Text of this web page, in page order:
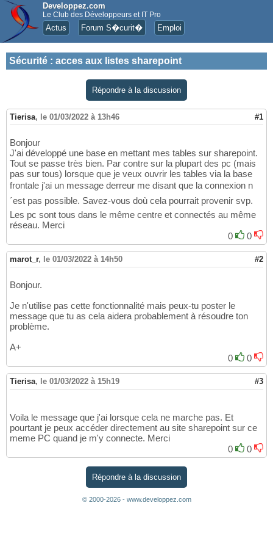
Developpez.com
Le Club des Développeurs et IT Pro
Actus Forum S�curit� Emploi
Sécurité : acces aux listes sharepoint
Répondre à la discussion
Tierisa, le 01/03/2022 à 13h46 #1
Bonjour
J'ai développé une base en mettant mes tables sur sharepoint.
Tout se passe très bien. Par contre sur la plupart des pc (mais
pas sur tous) lorsque que je veux ouvrir les tables via la base
frontale j'ai un message derreur me disant que la connexion n
´est pas possible. Savez-vous doù cela pourrait provenir svp.
Les pc sont tous dans le même centre et connectés au même
réseau. Merci
0
0
marot_r, le 01/03/2022 à 14h50 #2
Bonjour.
Je n'utilise pas cette fonctionnalité mais peux-tu poster le
message que tu as cela aidera probablement à résoudre ton
problème.
A+
0
0
Tierisa, le 01/03/2022 à 15h19 #3
Voila le message que j'ai lorsque cela ne marche pas. Et
pourtant je peux accéder directement au site sharepoint sur ce
meme PC quand je m'y connecte. Merci
0
0
Répondre à la discussion
© 2000-2026 - www.developpez.com